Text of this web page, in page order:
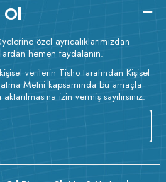
özel ayrıcalıklarımızdan
hemen faydalanın.
verilerin Tisho tarafından Kişisel
Metni kapsamında bu amaçla
izin vermiş sayılırsınız.